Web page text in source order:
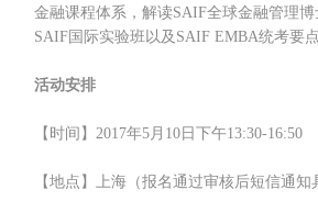
金融课程体系，解读SAIF全球金融管理
SAIF国际实验班以及SAIF EMBA统考要
活动安排
【时间】2017年5月10日下午13:30-16:50
【地点】上海（报名通过审核后短信通知